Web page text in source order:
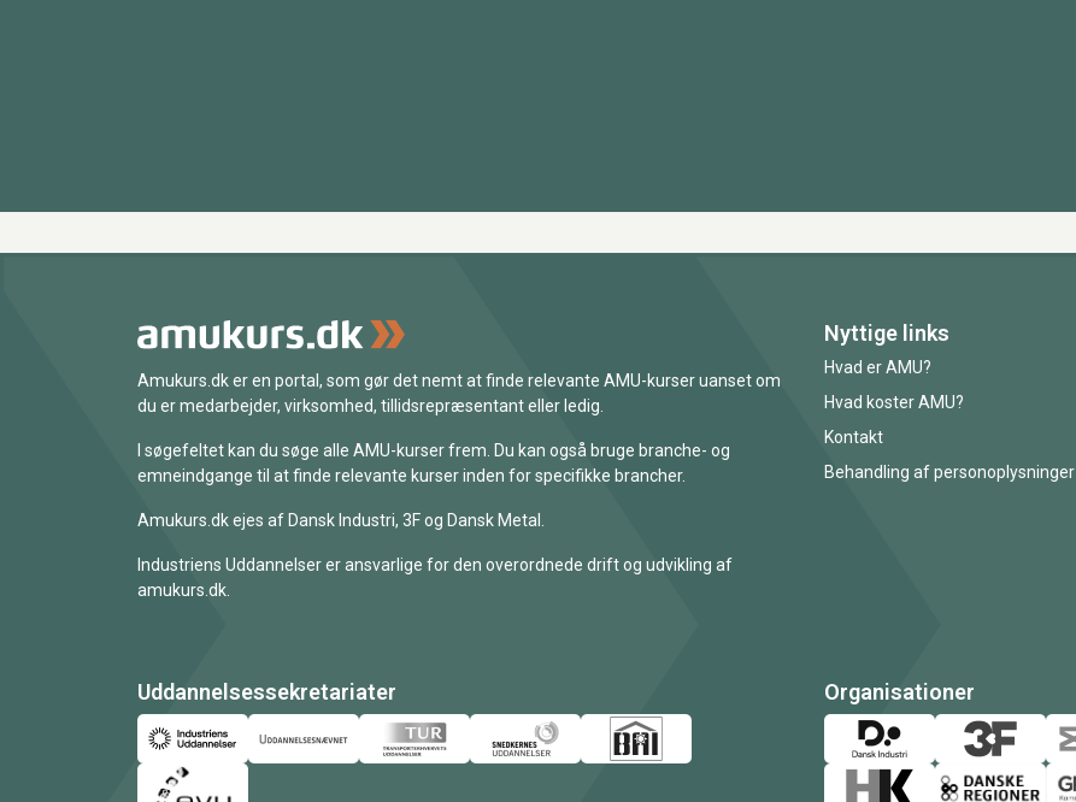
Amukurs.dk er en portal, som gør det nemt at finde relevante AMU-kurser uanset om
du er medarbejder, virksomhed, tillidsrepræsentant eller ledig.
I søgefeltet kan du søge alle AMU-kurser frem. Du kan også bruge branche- og
emneindgange til at finde relevante kurser inden for specifikke brancher.
Amukurs.dk ejes af Dansk Industri, 3F og Dansk Metal.
Industriens Uddannelser er ansvarlige for den overordnede drift og udvikling af
amukurs.dk.
Nyttige links
Hvad er AMU?
Hvad koster AMU?
Kontakt
Behandling af personoplysninger
Uddannelsessekretariater Organisationer